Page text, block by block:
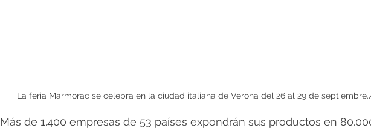
La feria Marmorac se celebra en la ciudad italiana de Verona del 26 al 29 de
Más de 1.400 empresas de 53 países expondrán sus productos en